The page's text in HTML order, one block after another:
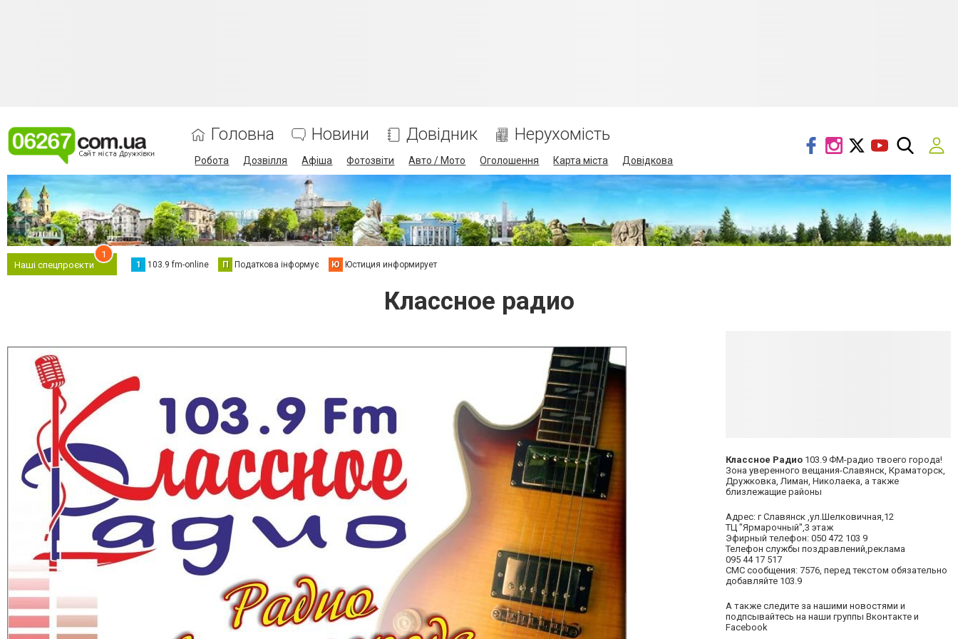
Головна Новини Довідник Нерухомість
Робота Дозвілля Афіша Фотозвіти Авто / Мото Оголошення Карта міста Довідкова
Наші спецпроєкти
1
1 103.9 fm-online П Податкова інформує Ю Юстиция информирует
Классное радио
Классное Радио 103.9 ФМ-радио твоего города!
Зона уверенного вещания-Славянск, Краматорск,
Дружковка, Лиман, Николаека, а также
близлежащие районы
Адрес: г Славянск ,ул.Шелковичная,12
ТЦ "Ярмарочный",3 этаж
Эфирный телефон: 050 472 103 9
Телефон службы поздравлений,реклама
095 44 17 517
СМС сообщения: 7576, перед текстом обязательно
добавляйте 103.9
А также следите за нашими новостями и
подпсывайтесь на наши группы Вконтакте и
Facebook